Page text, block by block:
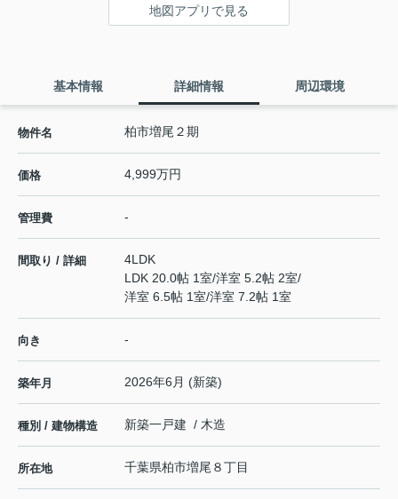
地図アプリで見る
基本情報 詳細情報 周辺環境
物件名 柏市増尾２期
価格 4,999万円
管理費 -
間取り / 詳細
4LDK
LDK 20.0帖 1室/洋室 5.2帖 2室/
洋室 6.5帖 1室/洋室 7.2帖 1室
向き -
築年月 2026年6月 (新築)
種別 / 建物構造 新築一戸建 / 木造
所在地 千葉県柏市増尾 ８丁目